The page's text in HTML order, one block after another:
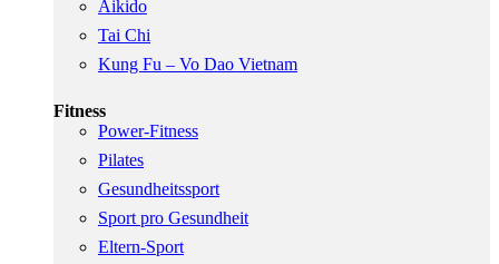
Aikido
Tai Chi
Kung Fu – Vo Dao Vietnam
Fitness
Power-Fitness
Pilates
Gesundheitssport
Sport pro Gesundheit
Eltern-Sport